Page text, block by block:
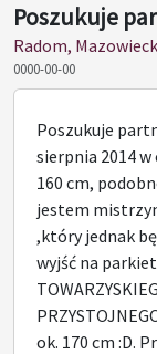
Poszukuje
Radom,
0000-00-00
Poszukuje
sierpnia 2014
160 cm,
jestem
,który jednak
wyjść na
ok. 170 cm :D.